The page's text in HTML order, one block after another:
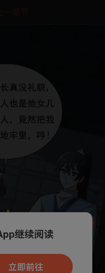
一章节
，可打开App新用
费看
继续阅读
立即前往